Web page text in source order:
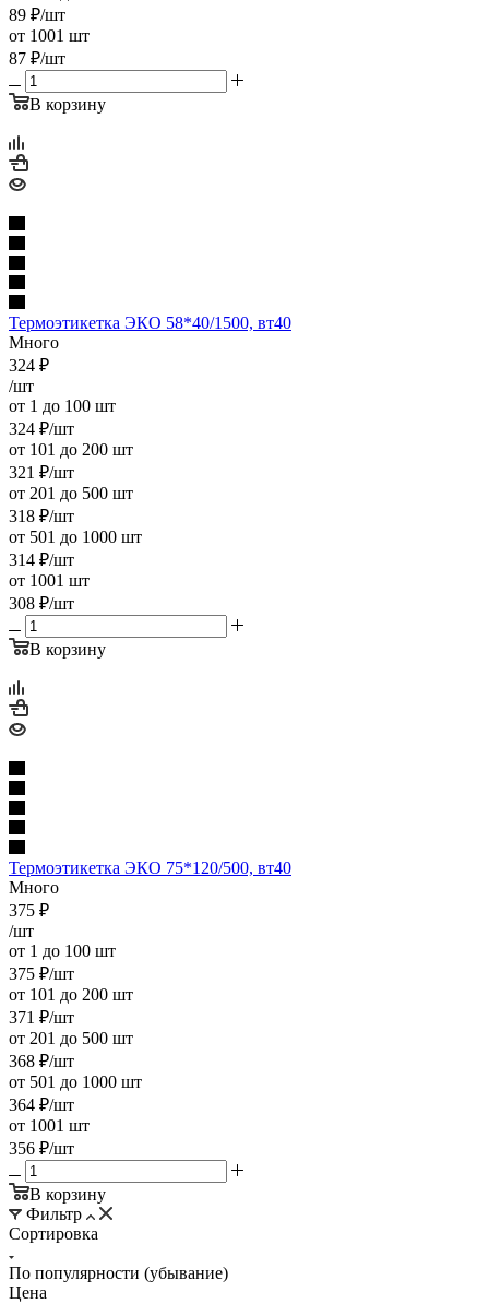
89 ₽/шт
от 1001 шт
87 ₽/шт
В корзину
Термоэтикетка ЭКО 58*40/1500, вт40
Много
324 ₽
/шт
от 1 до 100 шт
324 ₽/шт
от 101 до 200 шт
321 ₽/шт
от 201 до 500 шт
318 ₽/шт
от 501 до 1000 шт
314 ₽/шт
от 1001 шт
308 ₽/шт
В корзину
Термоэтикетка ЭКО 75*120/500, вт40
Много
375 ₽
/шт
от 1 до 100 шт
375 ₽/шт
от 101 до 200 шт
371 ₽/шт
от 201 до 500 шт
368 ₽/шт
от 501 до 1000 шт
364 ₽/шт
от 1001 шт
356 ₽/шт
В корзину
Фильтр
Сортировка
По популярности (убывание)
Цена